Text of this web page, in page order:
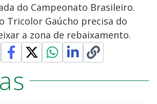
do Campeonato Brasileiro.
Tricolor Gaúcho precisa do
a zona de rebaixamento.